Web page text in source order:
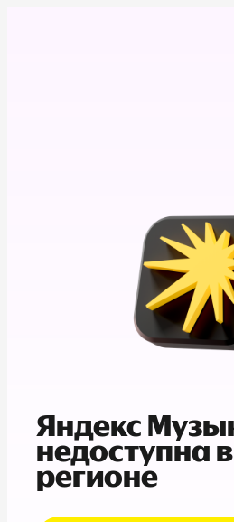
Яндекс
недоступна
регионе